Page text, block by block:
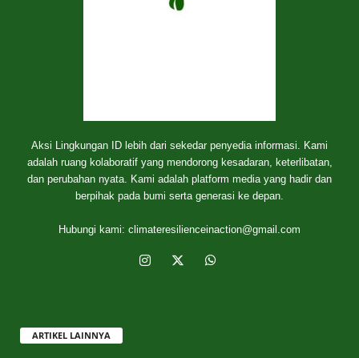
Aksi Lingkungan ID lebih dari sekedar penyedia informasi. Kami
adalah ruang kolaboratif yang mendorong kesadaran, keterlibatan,
dan perubahan nyata. Kami adalah platform media yang hadir dan
berpihak pada bumi serta generasi ke depan.
Hubungi kami: climateresilienceinaction@gmail.com
ARTIKEL LAINNYA